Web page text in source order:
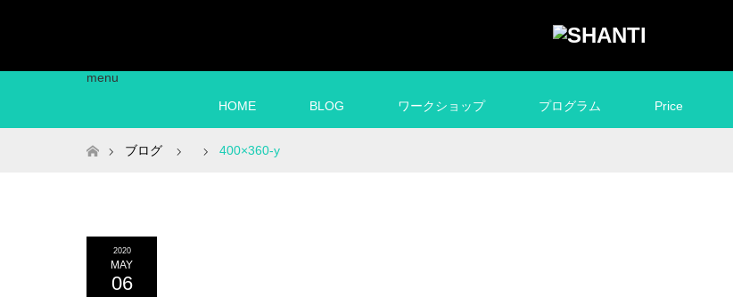
menu
HOME
BLOG ワークショップ プログラム Price
ホームブログ 400×360-y
2020
MAY
06